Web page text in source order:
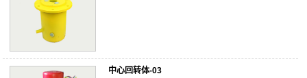
中心回转体-03